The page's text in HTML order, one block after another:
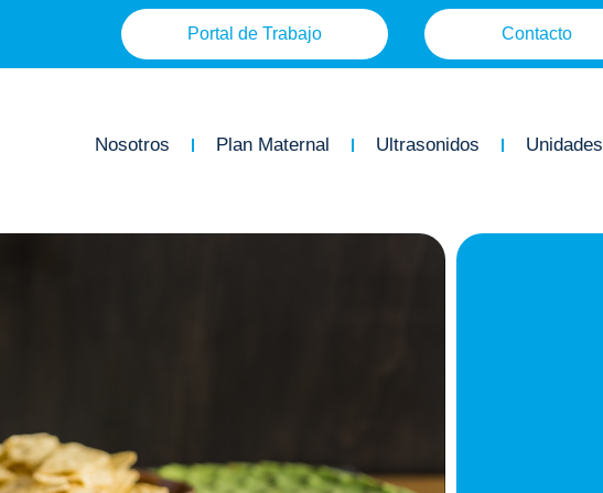
Portal de Trabajo Contacto
Nosotros Plan Maternal Ultrasonidos Unidades